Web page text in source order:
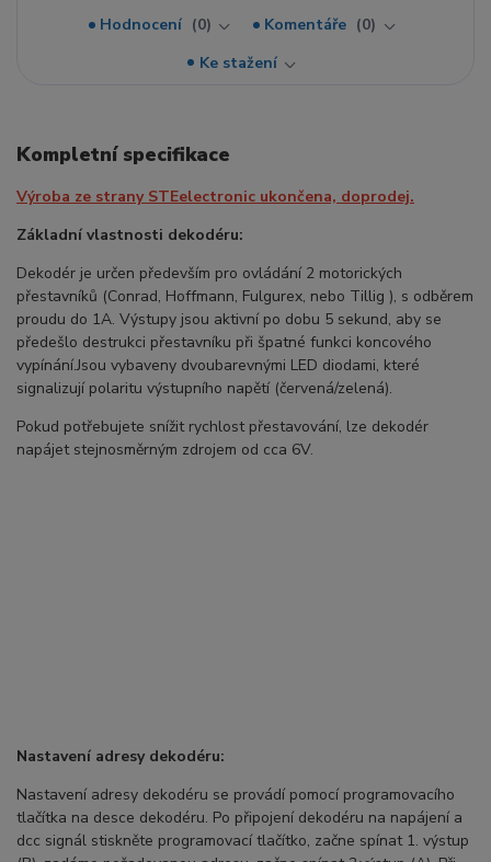
Hodnocení
0 Komentáře
0
Ke stažení
Kompletní specifikace
Výroba ze strany STEelectronic ukončena, doprodej.
Základní vlastnosti dekodéru:
Dekodér je určen především pro ovládání 2 motorických
přestavníků (Conrad, Hoffmann, Fulgurex, nebo Tillig ), s odběrem
proudu do 1A. Výstupy jsou aktivní po dobu 5 sekund, aby se
předešlo destrukci přestavníku při špatné funkci koncového
vypínání.Jsou vybaveny dvoubarevnými LED diodami, které
signalizují polaritu výstupního napětí (červená/zelená).
Pokud potřebujete snížit rychlost přestavování, lze dekodér
napájet stejnosměrným zdrojem od cca 6V.
Nastavení adresy dekodéru:
Nastavení adresy dekodéru se provádí pomocí programovacího
tlačítka na desce dekodéru. Po připojení dekodéru na napájení a
dcc signál stiskněte programovací tlačítko, začne spínat 1. výstup